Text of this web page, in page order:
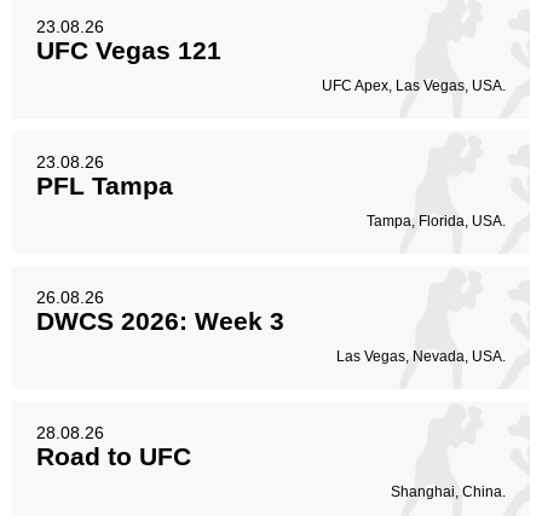
23.08.26
UFC Vegas 121
UFC Apex, Las Vegas, USA.
23.08.26
PFL Tampa
Tampa, Florida, USA.
26.08.26
DWCS 2026: Week 3
Las Vegas, Nevada, USA.
28.08.26
Road to UFC
Shanghai, China.